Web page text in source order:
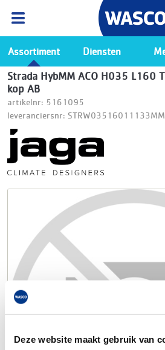
Deze website maakt gebruik van
Ga naar de Wasco app
Assortiment Diensten
Strada HybMM ACO H035 L160
kop AB
artikelnr: 5161095
leveranciersnr: